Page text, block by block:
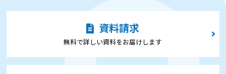
資料請求
無料で詳しい資料をお届けします